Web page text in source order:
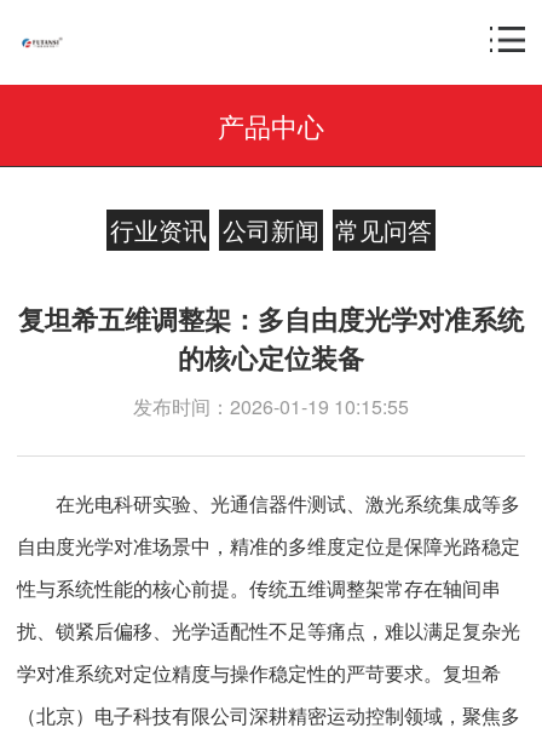
产品中心
行业资讯 公司新闻 常见问答
复坦希五维调整架：多自由度光学对准系统
的核心定位装备
发布时间：2026-01-19 10:15:55
在光电科研实验、光通信器件测试、激光系统集成等多
自由度光学对准场景中，精准的多维度定位是保障光路稳定
性与系统性能的核心前提。传统五维调整架常存在轴间串
扰、锁紧后偏移、光学适配性不足等痛点，难以满足复杂光
学对准系统对定位精度与操作稳定性的严苛要求。复坦希
（北京）电子科技有限公司深耕精密运动控制领域，聚焦多